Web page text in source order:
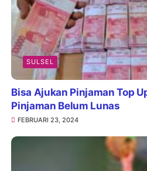
SULSEL
Bisa Ajukan Pinjaman Top
Pinjaman Belum Lunas
FEBRUARI 23, 2024